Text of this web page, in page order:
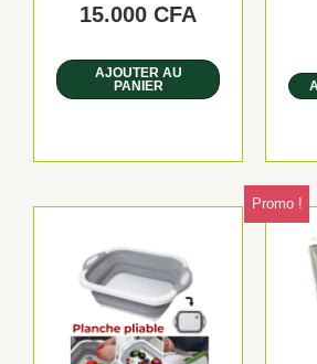
15.000 CFA
AJOUTER AU
PANIER
Promo !